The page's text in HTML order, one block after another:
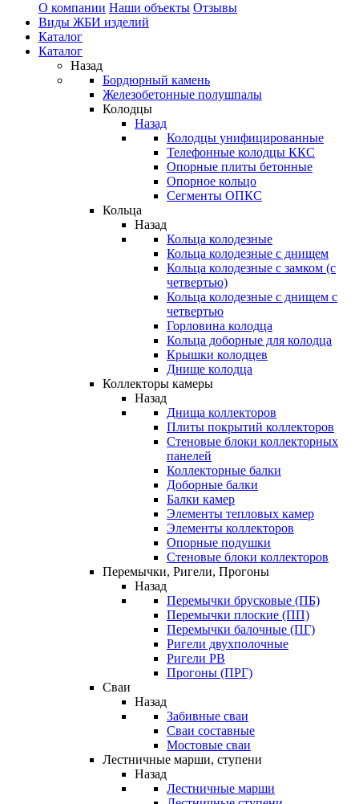
О компании Наши объекты Отзывы
Виды ЖБИ изделий
Каталог
Каталог
Назад
Бордюрный камень
Железобетонные полушпалы
Колодцы
Назад
Колодцы унифицированные
Телефонные колодцы ККС
Опорные плиты бетонные
Опорное кольцо
Сегменты ОПКС
Кольца
Назад
Кольца колодезные
Кольца колодезные с днищем
Кольца колодезные с замком (с
четвертью)
Кольца колодезные с днищем с
четвертью
Горловина колодца
Кольца доборные для колодца
Крышки колодцев
Днище колодца
Коллекторы камеры
Назад
Днища коллекторов
Плиты покрытий коллекторов
Стеновые блоки коллекторных
панелей
Коллекторные балки
Доборные балки
Балки камер
Элементы тепловых камер
Элементы коллекторов
Опорные подушки
Стеновые блоки коллекторов
Перемычки, Ригели, Прогоны
Назад
Перемычки брусковые (ПБ)
Перемычки плоские (ПП)
Перемычки балочные (ПГ)
Ригели двухполочные
Ригели РВ
Прогоны (ПРГ)
Сваи
Назад
Забивные сваи
Сваи составные
Мостовые сваи
Лестничные марши, ступени
Назад
Лестничные марши